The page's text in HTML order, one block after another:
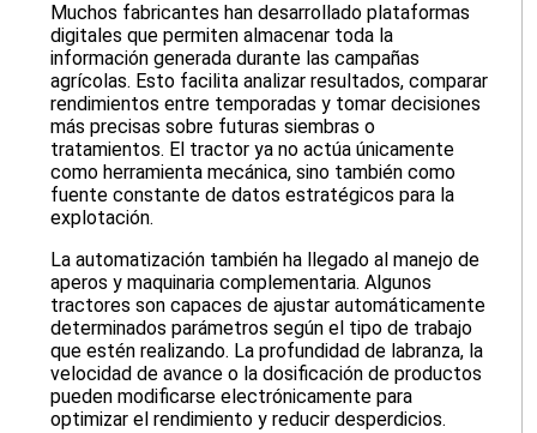
Muchos fabricantes han desarrollado plataformas
digitales que permiten almacenar toda la
información generada durante las campañas
agrícolas. Esto facilita analizar resultados, comparar
rendimientos entre temporadas y tomar decisiones
más precisas sobre futuras siembras o
tratamientos. El tractor ya no actúa únicamente
como herramienta mecánica, sino también como
fuente constante de datos estratégicos para la
explotación.
La automatización también ha llegado al manejo de
aperos y maquinaria complementaria. Algunos
tractores son capaces de ajustar automáticamente
determinados parámetros según el tipo de trabajo
que estén realizando. La profundidad de labranza, la
velocidad de avance o la dosificación de productos
pueden modificarse electrónicamente para
optimizar el rendimiento y reducir desperdicios.